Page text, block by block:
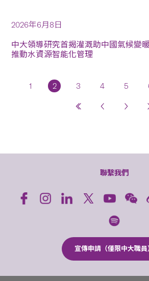
2026年6月8日
中大領導研究首揭灌溉助中國氣候變暖
推動水資源智能化管理
1 2 3 4 5
聯繫我們
宣傳申請（僅限中大職員